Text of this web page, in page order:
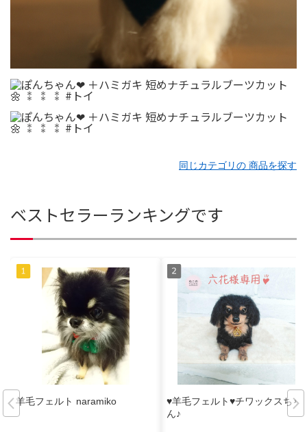
同じカテゴリの 商品を探す
ベストセラーランキングです
羊毛フェルト naramiko
♥️羊毛フェルト♥️チワックスちゃ
ん♪